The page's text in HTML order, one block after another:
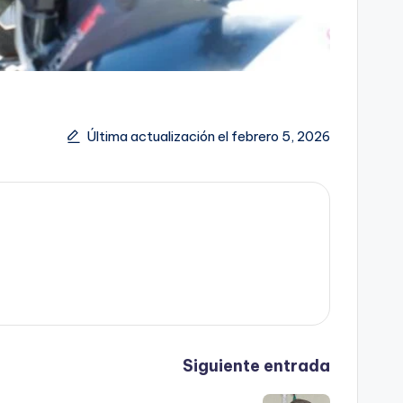
Última actualización el febrero 5, 2026
Siguiente entrada